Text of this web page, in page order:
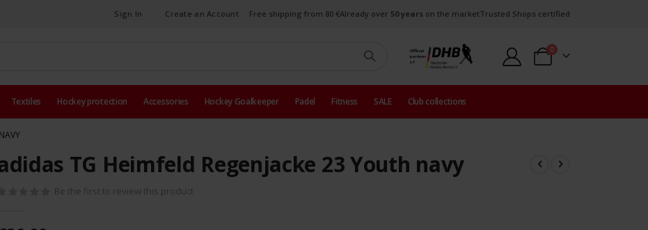
Sign In Create an Account Free shipping from 80 €Already over 50 years on the marketTrusted Shops certified
Official
partner
of
Cart
0items
Textiles Hockey protection Accessories Hockey Goalkeeper Padel Fitness SALE Club collections
TG Heimfeld Regenjacke 23 Youth navy
Be the first to review this product